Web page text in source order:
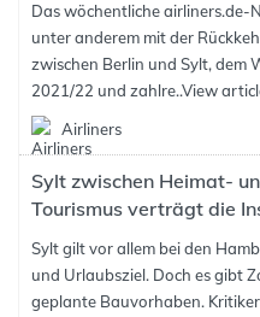
Das wöchentliche airliners.de-
unter anderem mit der
zwischen Berlin und Sylt,
2021/22 und zahlre..View
Airliners
Sylt zwischen Heimat-
Tourismus verträgt die
Sylt gilt vor allem bei den
und Urlaubsziel. Doch es gibt
geplante Bauvorhaben.